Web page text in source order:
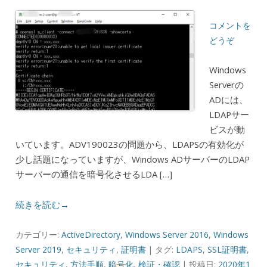
コメントを
どうぞ
Windows
Serverの
ADには、
LDAPサー
ビスが動
いています。ADV190023の問題から、LDAPSの有効化が
少し話題になっていますが、Windows ADサーバーのLDAP
サーバーの通信を暗号化させるLDA […]
続きを読む→
カテゴリー: ActiveDirectory, Windows Server 2016, Windows
Server 2019, セキュリティ , 証明書| タグ: LDAPS, SSL証明書,
セキュリティ , 方法手順, 暗号化, 検証・確認| 投稿日: 2020年1